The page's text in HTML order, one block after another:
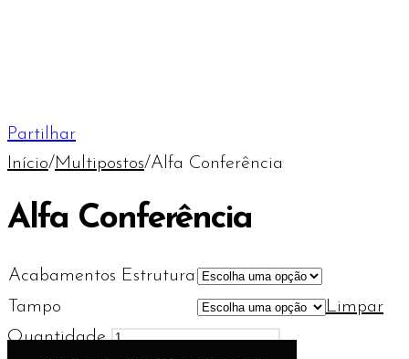
Partilhar
Início/Multipostos/Alfa Conferência
Alfa Conferência
Acabamentos Estrutura
Tampo
Limpar
Quantidade